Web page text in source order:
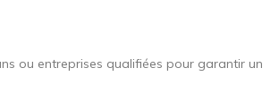
ou entreprises qualifiées pour garantir un